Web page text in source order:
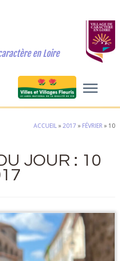
en Loire
ACCUEIL»2017 » FÉVRIER» 10
JOUR : 10